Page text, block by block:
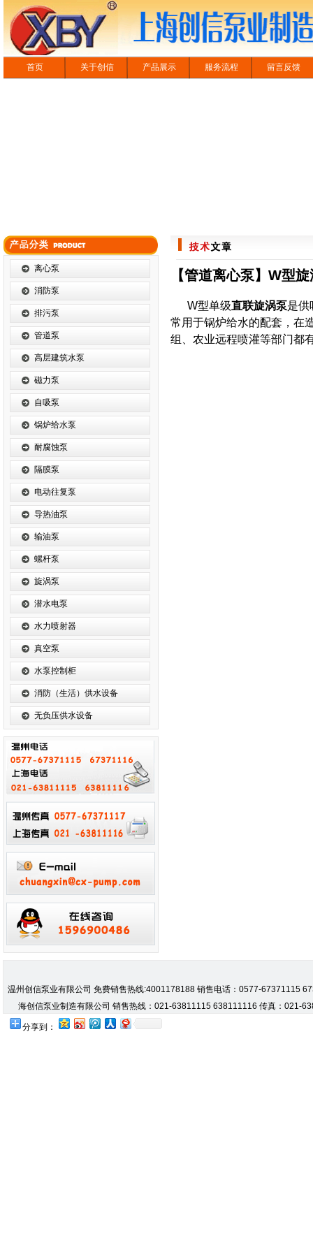
首页 关于创信 产品展示 服务流程 留言反馈
离心泵
消防泵
排污泵
管道泵
高层建筑水泵
磁力泵
自吸泵
锅炉给水泵
耐腐蚀泵
隔膜泵
电动往复泵
导热油泵
输油泵
螺杆泵
旋涡泵
潜水电泵
水力喷射器
真空泵
水泵控制柜
消防（生活）供水设备
无负压供水设备
【管道离心泵】W型
W型单级直联旋涡泵是供
常用于锅炉给水的配套，在
组、农业远程喷灌等部门都
温州创信泵业有限公司 免费销售热线:4001178188 销售电话：0577-67371115
海创信泵业制造有限公司 销售热线：021-63811115 638111116 传真：021-
分享到：